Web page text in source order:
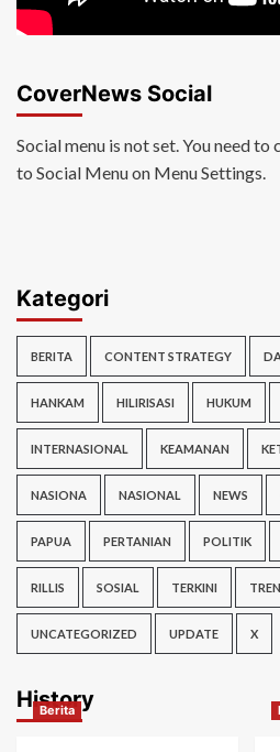
CoverNews Social
Social menu is not set. You need to
to Social Menu on Menu Settings.
Kategori
BERITA CONTENT STRATEGY
HANKAM HILIRISASI HUKUM
INTERNASIONAL KEAMANAN
NASIONA NASIONAL NEWS
PAPUA PERTANIAN POLITIK
RILLIS SOSIAL TERKINI
UNCATEGORIZED UPDATE X
History
Berita